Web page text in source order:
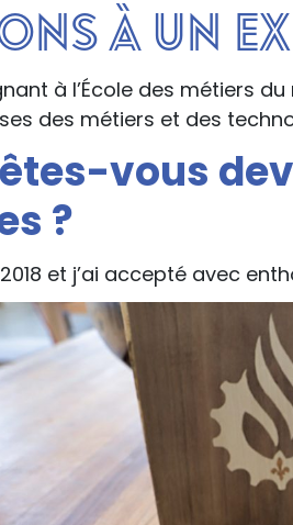
à un
à l’École des métiers
des métiers et des
vous
?
et j’ai accepté avec